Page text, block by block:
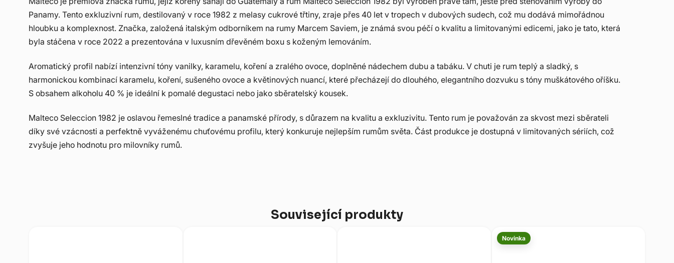
Panamy. Tento exkluzivní rum, destilovaný v roce 1982 z melasy cukrové třtiny, zraje přes 40 let v tropech v dubových sudech, což mu dodává mimořádnou
hloubku a komplexnost. Značka, založená italským odborníkem na rumy Marcem Saviem, je známá svou péčí o kvalitu a limitovanými edicemi, jako je tato, která
byla stáčena v roce 2022 a prezentována v luxusním dřevěném boxu s koženým lemováním.
Aromatický profil nabízí intenzivní tóny vanilky, karamelu, koření a zralého ovoce, doplněné nádechem dubu a tabáku. V chuti je rum teplý a sladký, s
harmonickou kombinací karamelu, koření, sušeného ovoce a květinových nuancí, které přecházejí do dlouhého, elegantního dozvuku s tóny muškátového oříšku.
S obsahem alkoholu 40 % je ideální k pomalé degustaci nebo jako sběratelský kousek.
Malteco Seleccion 1982 je oslavou řemeslné tradice a panamské přírody, s důrazem na kvalitu a exkluzivitu. Tento rum je považován za skvost mezi sběrateli
díky své vzácnosti a perfektně vyváženému chuťovému profilu, který konkuruje nejlepším rumům světa. Část produkce je dostupná v limitovaných sériích, což
zvyšuje jeho hodnotu pro milovníky rumů.
Související produkty
Novinka